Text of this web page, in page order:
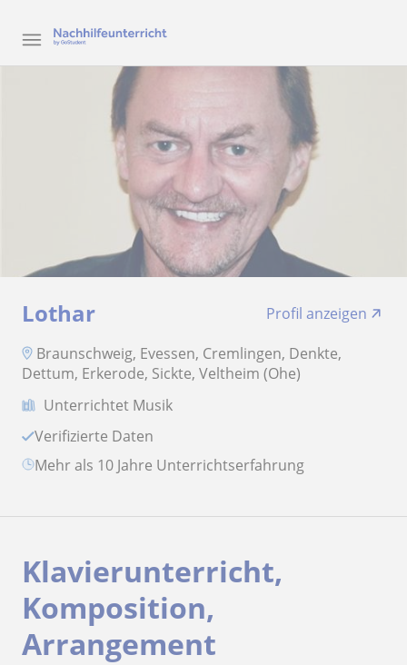
Lothar
Profil anzeigen
Braunschweig, Evessen, Cremlingen, Denkte,
Dettum, Erkerode, Sickte, Veltheim (Ohe)
Unterrichtet Musik
Verifizierte Daten
Mehr als 10 Jahre Unterrichtserfahrung
Klavierunterricht,
Komposition,
Arrangement